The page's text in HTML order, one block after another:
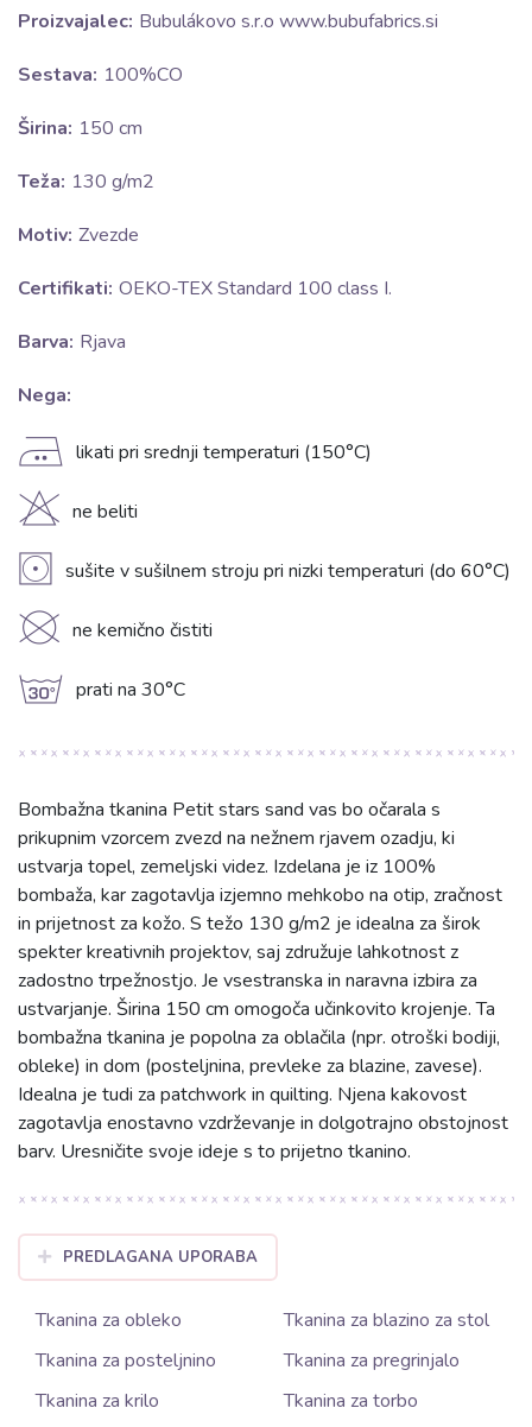
Proizvajalec: Bubulákovo s.r.o www.bubufabrics.si
Sestava: 100%CO
Širina: 150 cm
Teža: 130 g/m2
Motiv: Zvezde
Certifikati: OEKO-TEX Standard 100 class I.
Barva: Rjava
Nega:
E likati pri srednji temperaturi (150°C)
H ne beliti
V sušite v sušilnem stroju pri nizki temperaturi (do 60°C)
K ne kemično čistiti
g prati na 30°C
Bombažna tkanina Petit stars sand vas bo očarala s
prikupnim vzorcem zvezd na nežnem rjavem ozadju, ki
ustvarja topel, zemeljski videz. Izdelana je iz 100%
bombaža, kar zagotavlja izjemno mehkobo na otip, zračnost
in prijetnost za kožo. S težo 130 g/m2 je idealna za širok
spekter kreativnih projektov, saj združuje lahkotnost z
zadostno trpežnostjo. Je vsestranska in naravna izbira za
ustvarjanje. Širina 150 cm omogoča učinkovito krojenje. Ta
bombažna tkanina je popolna za oblačila (npr. otroški bodiji,
obleke) in dom (posteljnina, prevleke za blazine, zavese).
Idealna je tudi za patchwork in quilting. Njena kakovost
zagotavlja enostavno vzdrževanje in dolgotrajno obstojnost
barv. Uresničite svoje ideje s to prijetno tkanino.
PREDLAGANA UPORABA
Tkanina za obleko
Tkanina za blazino za stol
Tkanina za posteljnino
Tkanina za pregrinjalo
Tkanina za krilo
Tkanina za torbo